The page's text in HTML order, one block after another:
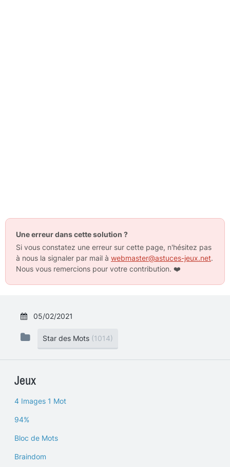
Une erreur dans cette solution ?
Si vous constatez une erreur sur cette page, n'hésitez pas
à nous la signaler par mail à webmaster@astuces-jeux.net.
Nous vous remercions pour votre contribution. ❤️
05/02/2021
Star des Mots (1014)
Jeux
4 Images 1 Mot
94%
Bloc de Mots
Braindom